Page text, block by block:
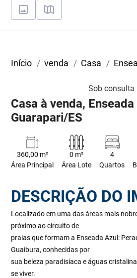
Início venda Casa
Sob consulta
Casa à venda,
Guarapari/ES
360,00 m²
Área Principal
0 m²
Área Lote
4
Quartos
DESCRIÇÃO DO
Localizado em uma das áreas mais
próximo ao circuito de
praias que formam a Enseada Azul:
Guaibura, conhecidas por
sua beleza paradisíaca e águas
se viver.